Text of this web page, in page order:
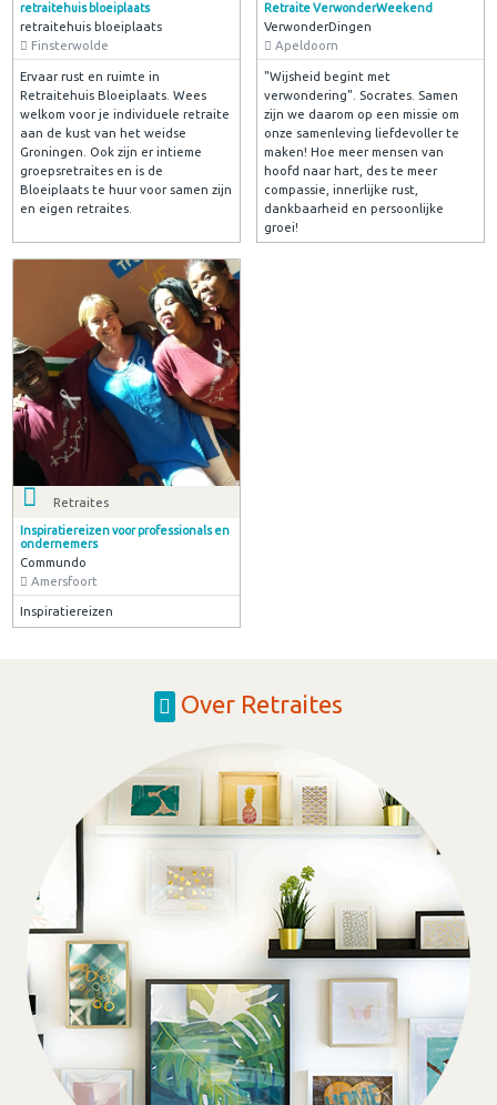
retraitehuis bloeiplaats
retraitehuis bloeiplaats
Finsterwolde
Ervaar rust en ruimte in
Retraitehuis Bloeiplaats. Wees
welkom voor je individuele retraite
aan de kust van het weidse
Groningen. Ook zijn er intieme
groepsretraites en is de
Bloeiplaats te huur voor samen zijn
en eigen retraites.
Retraite VerwonderWeekend
VerwonderDingen
Apeldoorn
"Wijsheid begint met
verwondering". Socrates. Samen
zijn we daarom op een missie om
onze samenleving liefdevoller te
maken! Hoe meer mensen van
hoofd naar hart, des te meer
compassie, innerlijke rust,
dankbaarheid en persoonlijke
groei!
Retraites
Inspiratiereizen voor professionals en
ondernemers
Commundo
Amersfoort
Inspiratiereizen
Over Retraites